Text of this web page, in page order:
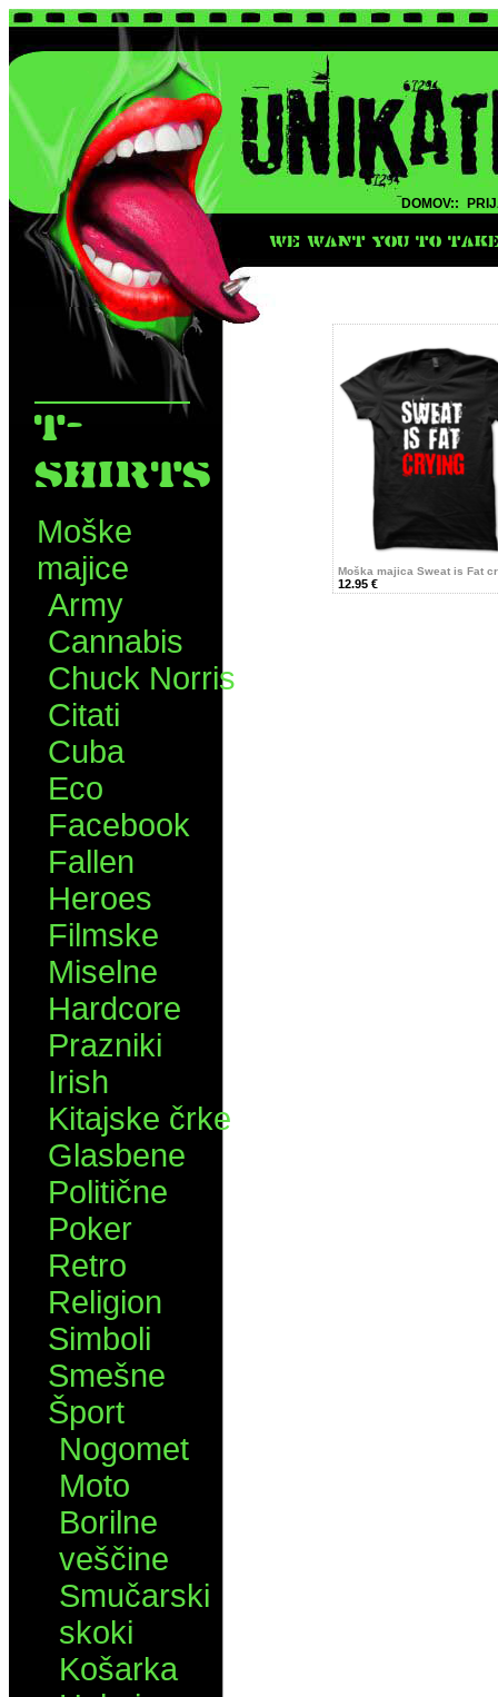
DOMOV::
WE WANT YOU TO
T-
SHIRTS
Moške
majice
Army
Cannabis
Chuck Norris
Citati
Cuba
Eco
Facebook
Fallen
Heroes
Filmske
Miselne
Hardcore
Prazniki
Irish
Kitajske črke
Glasbene
Politične
Poker
Retro
Religion
Simboli
Smešne
Šport
Nogomet
Moto
Borilne
veščine
Smučarski
skoki
Košarka
Moška majica Sweat is Fat
12.95 €